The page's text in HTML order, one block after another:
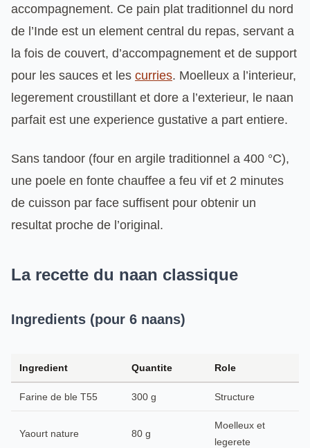
accompagnement. Ce pain plat traditionnel du nord
de l’Inde est un element central du repas, servant a
la fois de couvert, d’accompagnement et de support
pour les sauces et les curries. Moelleux a l’interieur,
legerement croustillant et dore a l’exterieur, le naan
parfait est une experience gustative a part entiere.
Sans tandoor (four en argile traditionnel a 400 °C),
une poele en fonte chauffee a feu vif et 2 minutes
de cuisson par face suffisent pour obtenir un
resultat proche de l’original.
La recette du naan classique
Ingredients (pour 6 naans)
Ingredient Quantite Role
Farine de ble T55 300 g Structure
Yaourt nature 80 g
Moelleux et
legerete